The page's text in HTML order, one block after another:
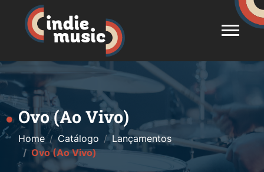
Ovo (Ao Vivo)
Home Catálogo
Lançamentos
Ovo (Ao Vivo)